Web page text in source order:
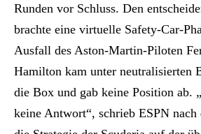
Runden vor Schluss. Den
brachte eine virtuelle Safety-Car-
Ausfall des Aston-Martin-Piloten
Hamilton kam unter neutralisierten
die Box und gab keine Position ab.
keine Antwort“, schrieb ESPN nach